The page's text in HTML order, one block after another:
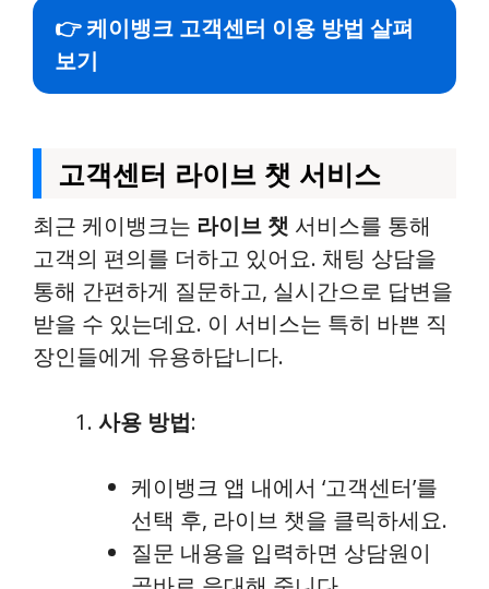
👉 케이뱅크 고객센터 이용 방법 살펴
보기
고객센터 라이브 챗 서비스
최근 케이뱅크는 라이브 챗 서비스를 통해
고객의 편의를 더하고 있어요. 채팅 상담을
통해 간편하게 질문하고, 실시간으로 답변을
받을 수 있는데요. 이 서비스는 특히 바쁜 직
장인들에게 유용하답니다.
사용 방법:
케이뱅크 앱 내에서 ‘고객센터’를
선택 후, 라이브 챗을 클릭하세요.
질문 내용을 입력하면 상담원이